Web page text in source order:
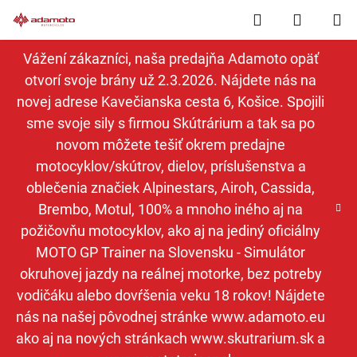
na
obsah
Vážení zákazníci, naša predajňa Adamoto opäť
otvorí svoje brány už 2.3.2026. Nájdete nás na
novej adrese Kavečianska cesta 6, Košice. Spojili
sme svoje sily s firmou Skútrárium a tak sa po
novom môžete tešiť okrem predajne
motocyklov/skútrov, dielov, príslušenstva a
oblečenia značiek Alpinestars, Airoh, Cassida,
Brembo, Motul, 100% a mnoho iného aj na
požičovňu motocyklov, ako aj na jediný oficiálny
MOTO GP Trainer na Slovensku - Simulátor
okruhovej jazdy na reálnej motorke, bez potreby
vodičáku alebo dovŕšenia veku 18 rokov! Nájdete
nás na našej pôvodnej stránke www.adamoto.eu
ako aj na nových stránkach www.skutrarium.sk a
Hľadať
KOŠÍK